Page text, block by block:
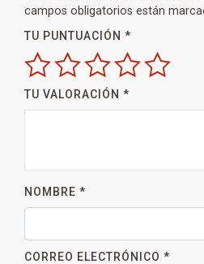
campos obligatorios están
TU PUNTUACIÓN *
TU VALORACIÓN *
NOMBRE *
CORREO ELECTRÓNICO *